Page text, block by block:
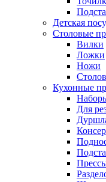
Детская
Столовые
Вилки
Ложки
Ножи
Кухонные
Для